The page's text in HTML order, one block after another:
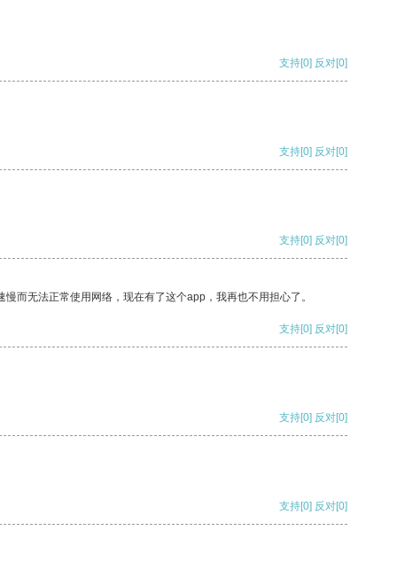
支持[0] 反对[0]
支持[0] 反对[0]
支持[0] 反对[0]
而无法正常使用网络，现在有了这个app，我再也不用担心了。
支持[0] 反对[0]
支持[0] 反对[0]
支持[0] 反对[0]